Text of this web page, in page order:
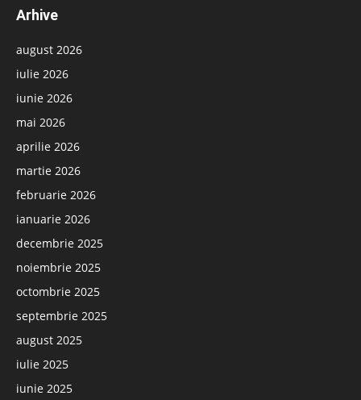
Arhive
august 2026
iulie 2026
iunie 2026
mai 2026
aprilie 2026
martie 2026
februarie 2026
ianuarie 2026
decembrie 2025
noiembrie 2025
octombrie 2025
septembrie 2025
august 2025
iulie 2025
iunie 2025